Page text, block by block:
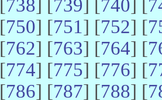
738] [739] [740] [
750] [751] [752] [
762] [763] [764] [
774] [775] [776] [
786] [787] [788] [